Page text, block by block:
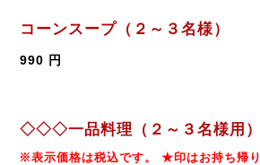
コーンスープ（２～３名様）
990 円
◇◇◇一品料理（２～３名様
※表示価格は税込です。 ★印はお持ち帰り